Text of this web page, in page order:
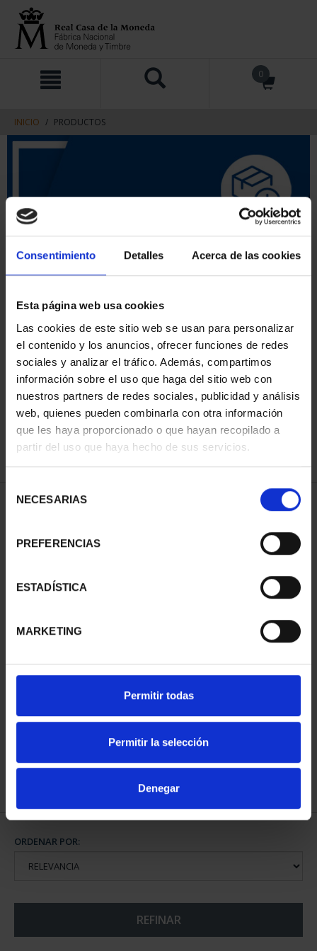
Consentimiento Detalles Acerca de las cookies
Esta página web usa cookies
Las cookies de este sitio web se usan para personalizar
el contenido y los anuncios, ofrecer funciones de redes
sociales y analizar el tráfico. Además, compartimos
información sobre el uso que haga del sitio web con
nuestros partners de redes sociales, publicidad y análisis
web, quienes pueden combinarla con otra información
que les haya proporcionado o que hayan recopilado a
partir del uso que haya hecho de sus servicios.
NECESARIAS
PREFERENCIAS
ESTADÍSTICA
MARKETING
Permitir todas
Permitir la selección
Denegar
contenido
navegacin
0
INICIO PRODUCTOS
ORDENAR POR:
REFINAR
1 Productos encontrados
CAPITALES ESPAÑOLAS
73,00 €
ORDENAR POR:
REFINAR